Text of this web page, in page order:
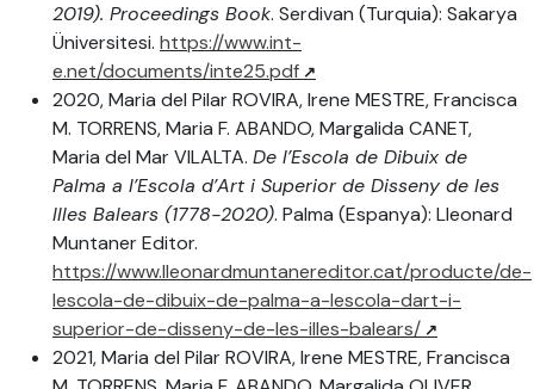
2019). Proceedings Book. Serdivan (Turquia): Sakarya
Üniversitesi. https://www.int-
e.net/documents/inte25.pdf
2020, Maria del Pilar ROVIRA, Irene MESTRE, Francisca
M. TORRENS, Maria F. ABANDO, Margalida CANET,
Maria del Mar VILALTA. De l’Escola de Dibuix de
Palma a l’Escola d’Art i Superior de Disseny de les
Illes Balears (1778-2020). Palma (Espanya): Lleonard
Muntaner Editor.
https://www.lleonardmuntanereditor.cat/producte/de-
lescola-de-dibuix-de-palma-a-lescola-dart-i-
superior-de-disseny-de-les-illes-balears/
2021, Maria del Pilar ROVIRA, Irene MESTRE, Francisca